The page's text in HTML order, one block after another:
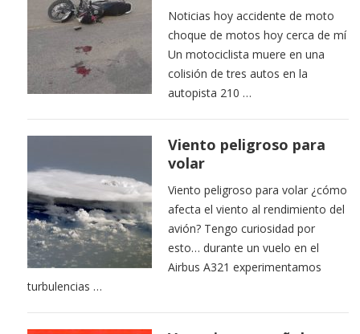
Noticias hoy accidente de moto
choque de motos hoy cerca de mí
Un motociclista muere en una
colisión de tres autos en la
autopista 210 …
Viento peligroso para
volar
Viento peligroso para volar ¿cómo
afecta el viento al rendimiento del
avión? Tengo curiosidad por
esto… durante un vuelo en el
Airbus A321 experimentamos
turbulencias …